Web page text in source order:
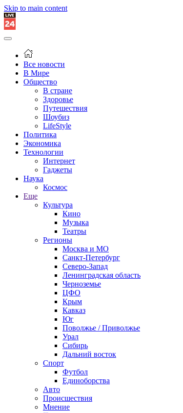
Skip to main content
Все новости
В Мире
Общество
В стране
Здоровье
Путешествия
Шоубиз
LifeStyle
Политика
Экономика
Технологии
Интернет
Гаджеты
Наука
Космос
Еще
Культура
Кино
Музыка
Театры
Регионы
Москва и МО
Санкт-Петербург
Северо-Запад
Ленинградская область
Черноземье
ЦФО
Крым
Кавказ
Юг
Поволжье / Приволжье
Урал
Сибирь
Дальний восток
Спорт
Футбол
Единоборства
Авто
Происшествия
Мнение